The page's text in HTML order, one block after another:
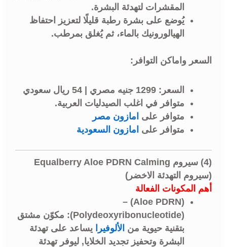
المقشرات لتهدئة البشرة.
يُوضع على بشرة رطبة قليلًا لتعزيز احتفاظ
الهيالورونيك بالماء، ثم يُغلق بمرطب.
السعر واماكن التوافر:
السعر:
متوافر في اغلب الصيدليات العربية.
متوافر على امازون مصر
متوافر على امازون السعودية
(4) سيروم Equalberry Aloe PDRN Calming
(سيروم التهدئة الاخضر)
أهم المكونات الفعالة
(
Aloe PDRN
) –
(Polydeoxyribonucleotide): مكوّن مشتق
بتقنية حيوية من الألوفيرا
يساعد على تهدئة
البشرة وتحفيز تجديد الخلايا, ليوفر تهدئة